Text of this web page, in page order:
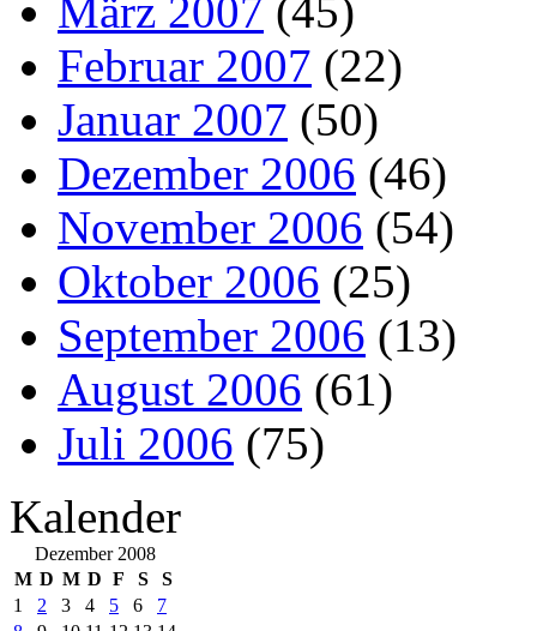
März 2007 (45)
Februar 2007 (22)
Januar 2007 (50)
Dezember 2006 (46)
November 2006 (54)
Oktober 2006 (25)
September 2006 (13)
August 2006 (61)
Juli 2006 (75)
Kalender
Dezember 2008
M D M D F S
S
1
2 3 4 5 6
7